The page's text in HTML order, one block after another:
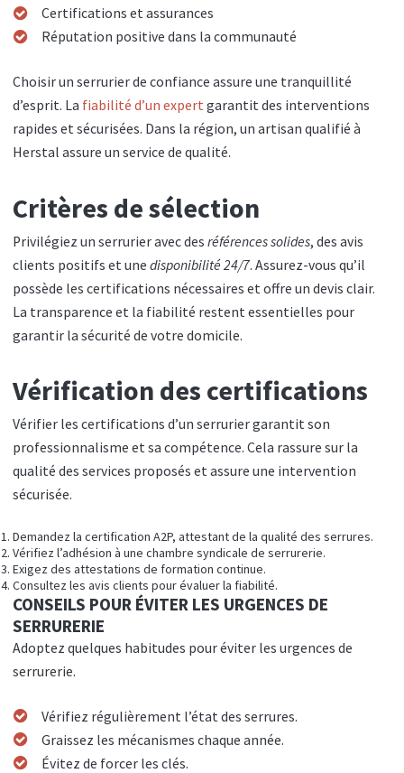
Certifications et assurances
Réputation positive dans la communauté
Choisir un serrurier de confiance assure une tranquillité
d’esprit. La fiabilité d’un expert garantit des interventions
rapides et sécurisées. Dans la région, un artisan qualifié à
Herstal assure un service de qualité.
Critères de sélection
Privilégiez un serrurier avec des références solides, des avis
clients positifs et une disponibilité 24/7. Assurez-vous qu’il
possède les certifications nécessaires et offre un devis clair.
La transparence et la fiabilité restent essentielles pour
garantir la sécurité de votre domicile.
Vérification des certifications
Vérifier les certifications d’un serrurier garantit son
professionnalisme et sa compétence. Cela rassure sur la
qualité des services proposés et assure une intervention
sécurisée.
Demandez la certification A2P, attestant de la qualité des serrures.
Vérifiez l’adhésion à une chambre syndicale de serrurerie.
Exigez des attestations de formation continue.
Consultez les avis clients pour évaluer la fiabilité.
CONSEILS POUR ÉVITER LES URGENCES DE
SERRURERIE
Adoptez quelques habitudes pour éviter les urgences de
serrurerie.
Vérifiez régulièrement l’état des serrures.
Graissez les mécanismes chaque année.
Évitez de forcer les clés.